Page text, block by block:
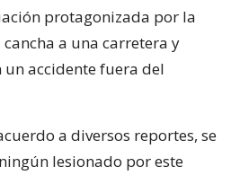
protagonizada por la
a una carretera y
accidente fuera del
a diversos reportes, se
lesionado por este